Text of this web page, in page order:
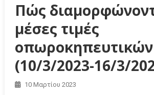
Πώς
μέσες τιμές
οπωροκηπευτικών
(10/3/2023-16/3/
10 Μαρτίου 2023